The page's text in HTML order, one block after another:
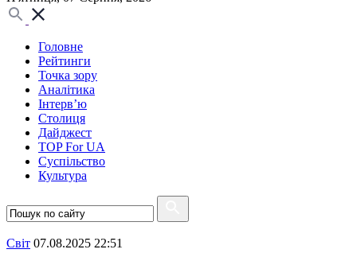
Головне
Рейтинги
Точка зору
Аналітика
Інтерв’ю
Столиця
Дайджест
TOP For UA
Суспiльство
Культура
Свiт 07.08.2025 22:51